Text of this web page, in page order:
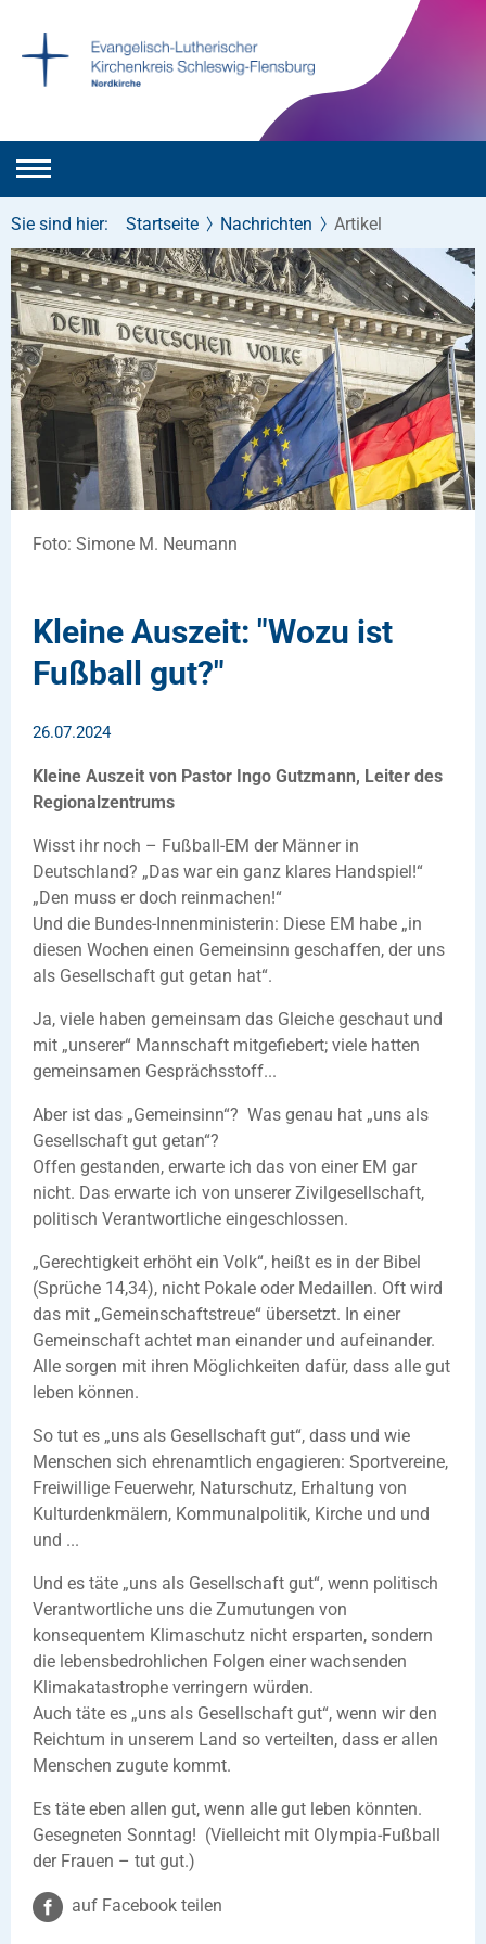
Sie sind hier: Startseite Nachrichten Artikel
Foto: Simone M. Neumann
Kleine Auszeit: "Wozu ist
Fußball gut?"
26.07.2024
Kleine Auszeit von Pastor Ingo Gutzmann, Leiter des
Regionalzentrums
Wisst ihr noch – Fußball-EM der Männer in
Deutschland? „Das war ein ganz klares Handspiel!“
„Den muss er doch reinmachen!“
Und die Bundes-Innenministerin: Diese EM habe „in
diesen Wochen einen Gemeinsinn geschaffen, der uns
als Gesellschaft gut getan hat“.
Ja, viele haben gemeinsam das Gleiche geschaut und
mit „unserer“ Mannschaft mitgefiebert; viele hatten
gemeinsamen Gesprächsstoff...
Aber ist das „Gemeinsinn“? Was genau hat „uns als
Gesellschaft gut getan“?
Offen gestanden, erwarte ich das von einer EM gar
nicht. Das erwarte ich von unserer Zivilgesellschaft,
politisch Verantwortliche eingeschlossen.
„Gerechtigkeit erhöht ein Volk“, heißt es in der Bibel
(Sprüche 14,34), nicht Pokale oder Medaillen. Oft wird
das mit „Gemeinschaftstreue“ übersetzt. In einer
Gemeinschaft achtet man einander und aufeinander.
Alle sorgen mit ihren Möglichkeiten dafür, dass alle gut
leben können.
So tut es „uns als Gesellschaft gut“, dass und wie
Menschen sich ehrenamtlich engagieren: Sportvereine,
Freiwillige Feuerwehr, Naturschutz, Erhaltung von
Kulturdenkmälern, Kommunalpolitik, Kirche und und
und ...
Und es täte „uns als Gesellschaft gut“, wenn politisch
Verantwortliche uns die Zumutungen von
konsequentem Klimaschutz nicht ersparten, sondern
die lebensbedrohlichen Folgen einer wachsenden
Klimakatastrophe verringern würden.
Auch täte es „uns als Gesellschaft gut“, wenn wir den
Reichtum in unserem Land so verteilten, dass er allen
Menschen zugute kommt.
Es täte eben allen gut, wenn alle gut leben könnten.
Gesegneten Sonntag! (Vielleicht mit Olympia-Fußball
der Frauen – tut gut.)
auf Facebook teilen